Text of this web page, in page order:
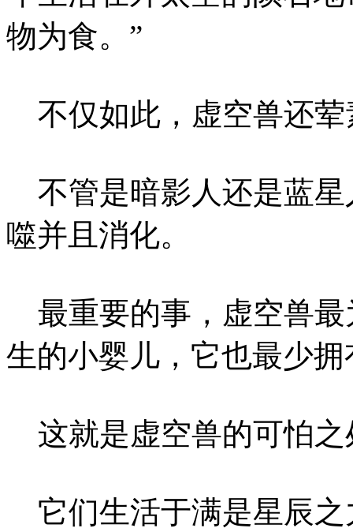
物为食。”
不仅如此，虚空兽还荤
不管是暗影人还是蓝星
噬并且消化。
最重要的事，虚空兽最
生的小婴儿，它也最少
这就是虚空兽的可怕之
它们生活于满是星辰之